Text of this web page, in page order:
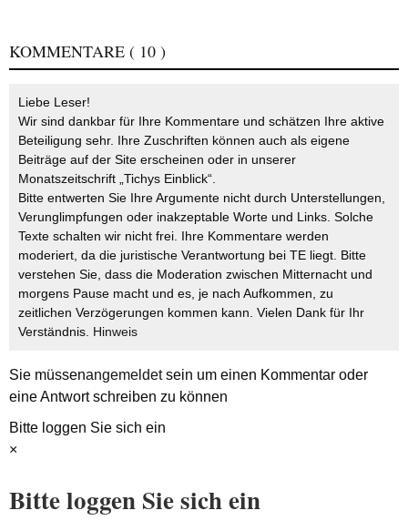
KOMMENTARE ( 10 )
Liebe Leser!
Wir sind dankbar für Ihre Kommentare und schätzen Ihre aktive
Beteiligung sehr. Ihre Zuschriften können auch als eigene
Beiträge auf der Site erscheinen oder in unserer
Monatszeitschrift „Tichys Einblick“.
Bitte entwerten Sie Ihre Argumente nicht durch Unterstellungen,
Verunglimpfungen oder inakzeptable Worte und Links. Solche
Texte schalten wir nicht frei. Ihre Kommentare werden
moderiert, da die juristische Verantwortung bei TE liegt. Bitte
verstehen Sie, dass die Moderation zwischen Mitternacht und
morgens Pause macht und es, je nach Aufkommen, zu
zeitlichen Verzögerungen kommen kann. Vielen Dank für Ihr
Verständnis. Hinweis
Sie müssenangemeldetsein um einen Kommentar oder
eine Antwort schreiben zu können
Bitte loggen Sie sich ein
×
Bitte loggen Sie sich ein